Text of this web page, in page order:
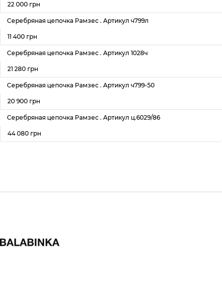
22 000 грн
Серебряная цепочка Рамзес . Артикул ч799л
11 400 грн
Серебряная цепочка Рамзес . Артикул 1028ч
21 280 грн
Серебряная цепочка Рамзес . Артикул ч799-50
20 900 грн
Серебряная цепочка Рамзес . Артикул ц.6029/86
44 080 грн